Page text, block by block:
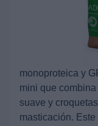
monoproteica y
mini que
suave y
masticación.